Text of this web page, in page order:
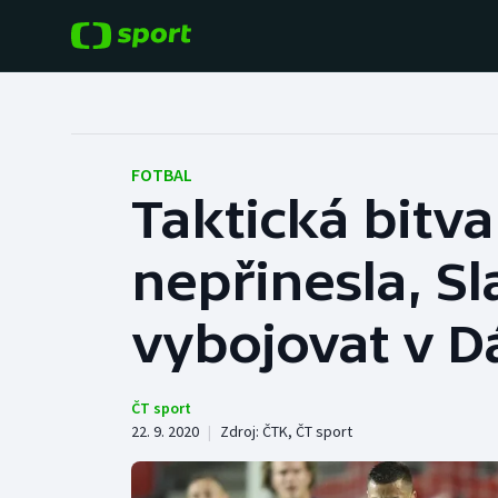
Hokej
Tenis
Cyklistika
Baseball a softbal
Basketbal
Biatlon
FOTBAL
Taktická
nepřinesla,
vybojovat v
ČT sport
22. 9. 2020 | Zdroj: ČTK, ČT sport